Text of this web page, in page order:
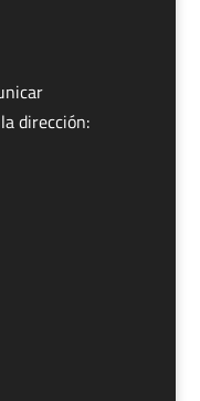
dirección: